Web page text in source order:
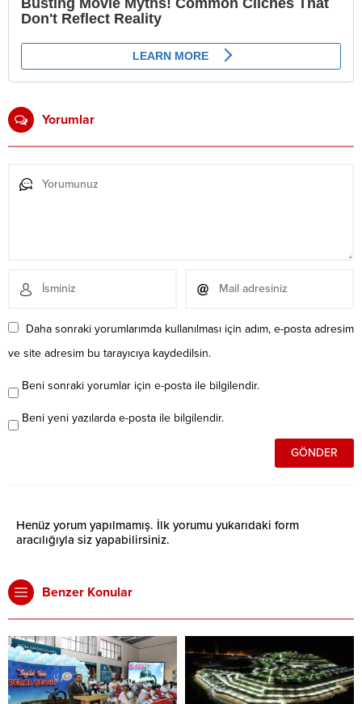
Yorumlar
Daha sonraki yorumlarımda kullanılması için adım, e-posta adresim
ve site adresim bu tarayıcıya kaydedilsin.
Beni sonraki yorumlar için e-posta ile bilgilendir.
Beni yeni yazılarda e-posta ile bilgilendir.
Henüz yorum yapılmamış. İlk yorumu yukarıdaki form
aracılığıyla siz yapabilirsiniz.
Benzer Konular